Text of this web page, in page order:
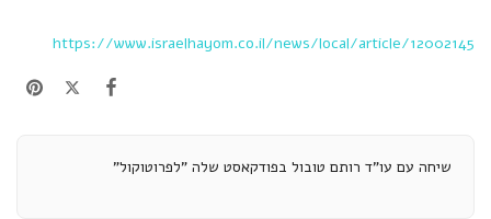
https://www.israelhayom.co.il/news/local/article/12002145
שיחה עם עו"ד רותם טובול בפודקאסט שלה "לפרוטוקול"